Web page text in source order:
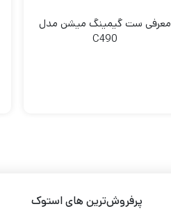
معرفی ست گیمینگ میشن مدل
C490
پرفروش‌ترین های استوک